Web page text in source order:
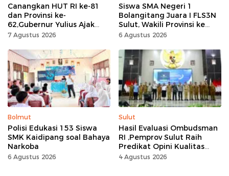
Canangkan HUT RI ke-81
dan Provinsi ke-
62,Gubernur Yulius Ajak
Seluruh Masyarakat
Kemerdekaan Momentum
Kerja Keras
7 Agustus 2026
Siswa SMA Negeri 1
Bolangitang Juara I FLS3N
Sulut, Wakili Provinsi ke
Tingkat Nasional
6 Agustus 2026
Bolmut
Polisi Edukasi 153 Siswa
SMK Kaidipang soal Bahaya
Narkoba
6 Agustus 2026
Sulut
Hasil Evaluasi Ombudsman
RI ,Pemprov Sulut Raih
Predikat Opini Kualitas
Tinggi Tanpa
4 Agustus 2026